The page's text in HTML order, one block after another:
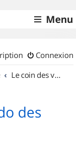
Menu
Connexion
Le coin des vidéastes
des